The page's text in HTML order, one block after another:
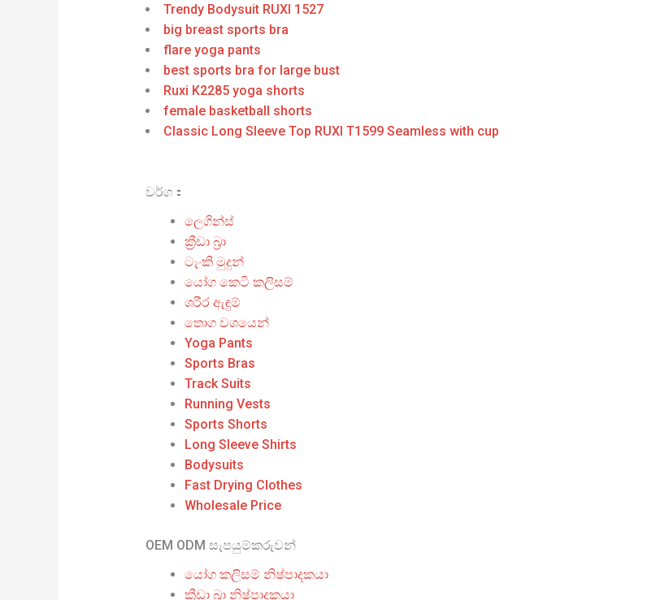
Trendy Bodysuit RUXI 1527
big breast sports bra
flare yoga pants
best sports bra for large bust
Ruxi K2285 yoga shorts
female basketball shorts
Classic Long Sleeve Top RUXI T1599 Seamless with cup
වර්ග：
ලෙගින්ස්
ක්‍රීඩා බ්‍රා
ටැංකි මුදුන්
යෝග කෙටි කලිසම්
ශරීර ඇඳුම්
තොග වශයෙන්
Yoga Pants
Sports Bras
Track Suits
Running Vests
Sports Shorts
Long Sleeve Shirts
Bodysuits
Fast Drying Clothes
Wholesale Price
OEM ODM සැපයුම්කරුවන්
යෝග කලිසම් නිෂ්පාදකයා
ක්‍රීඩා බ්‍රා නිෂ්පාදකයා